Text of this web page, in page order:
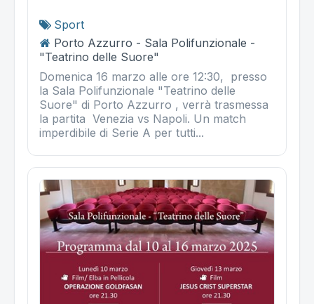
Sport
Porto Azzurro - Sala Polifunzionale -
"Teatrino delle Suore"
Domenica 16 marzo alle ore 12:30, presso
la Sala Polifunzionale "Teatrino delle
Suore" di Porto Azzurro , verrà trasmessa
la partita Venezia vs Napoli. Un match
imperdibile di Serie A per tutti...